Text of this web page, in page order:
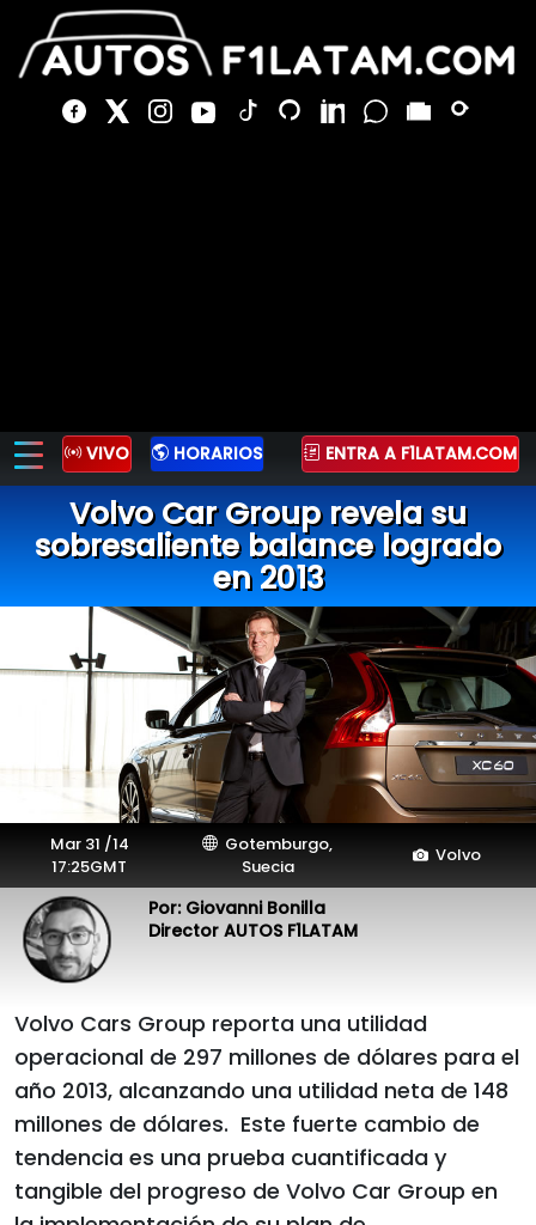
VIVO HORARIOS ENTRA A F1LATAM.COM
Volvo Car Group revela su
sobresaliente balance logrado
en 2013
Mar 31 /14
17:25GMT
Gotemburgo,
Suecia
Volvo
Por: Giovanni Bonilla
Director AUTOS F1LATAM
Volvo Cars Group reporta una utilidad
operacional de 297 millones de dólares para el
año 2013, alcanzando una utilidad neta de 148
millones de dólares. Este fuerte cambio de
tendencia es una prueba cuantificada y
tangible del progreso de Volvo Car Group en